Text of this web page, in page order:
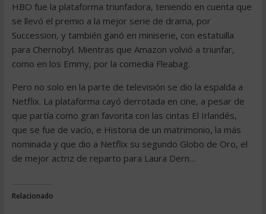
HBO fue la plataforma triunfadora, teniendo en cuenta que
se llevó el premio a la mejor serie de drama, por
Succession, y también ganó en miniserie, con estatuilla
para Chernobyl. Mientras que Amazon volvió a triunfar,
como en los Emmy, por la comedia Fleabag.
Pero no solo en la parte de televisión se dio la espalda a
Netflix. La plataforma cayó derrotada en cine, a pesar de
que partía como gran favorita con las cintas El Irlandés,
que se fue de vacío, e Historia de un matrimonio, la más
nominada y que dio a Netflix su segundo Globo de Oro, el
de mejor actriz de reparto para Laura Dern…
Relacionado